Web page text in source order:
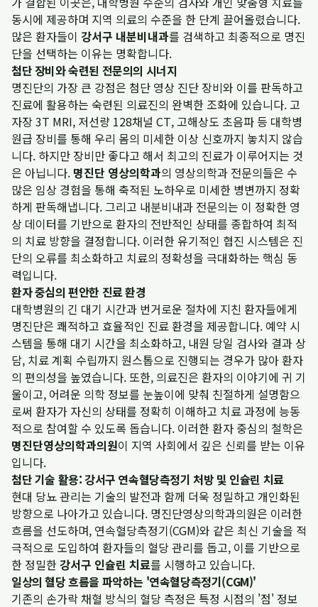
동시에 제공하며 지역 의료의 수준을 한 단계 끌어올렸습니다.
많은 환자들이 강서구 내분비내과를 검색하고 최종적으로 명진
단을 선택하는 이유는 명확합니다.
첨단 장비와 숙련된 전문의의 시너지
명진단의 가장 큰 강점은 첨단 영상 진단 장비와 이를 판독하고
진료에 활용하는 숙련된 의료진의 완벽한 조화에 있습니다. 고
자장 3T MRI, 저선량 128채널 CT, 고해상도 초음파 등 대학병
원급 장비를 통해 우리 몸의 미세한 이상 신호까지 놓치지 않습
니다. 하지만 장비만 좋다고 해서 최고의 진료가 이루어지는 것
은 아닙니다. 명진단 영상의학과의 영상의학과 전문의들은 수
많은 임상 경험을 통해 축적된 노하우로 미세한 병변까지 정확
하게 판독해냅니다. 그리고 내분비내과 전문의는 이 정확한 영
상 데이터를 기반으로 환자의 전반적인 상태를 종합하여 최적
의 치료 방향을 결정합니다. 이러한 유기적인 협진 시스템은 진
단의 오류를 최소화하고 치료의 정확성을 극대화하는 핵심 동
력입니다.
환자 중심의 편안한 진료 환경
대학병원의 긴 대기 시간과 번거로운 절차에 지친 환자들에게
명진단은 쾌적하고 효율적인 진료 환경을 제공합니다. 예약 시
스템을 통해 대기 시간을 최소화하고, 내원 당일 검사와 결과 상
담, 치료 계획 수립까지 원스톱으로 진행되는 경우가 많아 환자
의 편의성을 높였습니다. 또한, 의료진은 환자의 이야기에 귀 기
울이고, 어려운 의학 정보를 눈높이에 맞춰 친절하게 설명함으
로써 환자가 자신의 상태를 정확히 이해하고 치료 과정에 능동
적으로 참여할 수 있도록 돕습니다. 이러한 환자 중심의 철학은
명진단영상의학과의원이 지역 사회에서 깊은 신뢰를 받는 이유
입니다.
첨단 기술 활용: 강서구 연속혈당측정기 처방 및 인슐린 치료
현대 당뇨 관리는 기술의 발전과 함께 더욱 정밀하고 개인화된
방향으로 나아가고 있습니다. 명진단영상의학과의원은 이러한
흐름을 선도하며, 연속혈당측정기(CGM)와 같은 최신 기술을 적
극적으로 도입하여 환자들의 혈당 관리를 돕고, 이를 기반으로
한 정밀한강서구 인슐린 치료를 시행하고 있습니다.
일상의 혈당 흐름을 파악하는 '연속혈당측정기(CGM)'
기존의 손가락 채혈 방식의 혈당 측정은 특정 시점의 '점' 정보